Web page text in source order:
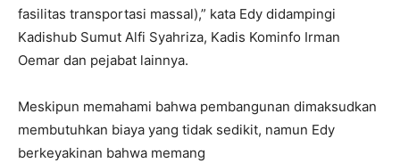
fasilitas transportasi massal),” kata Edy didampingi
Kadishub Sumut Alfi Syahriza, Kadis Kominfo Irman
Oemar dan pejabat lainnya.
Meskipun memahami bahwa pembangunan dimaksudkan
membutuhkan biaya yang tidak sedikit, namun Edy
berkeyakinan bahwa memang